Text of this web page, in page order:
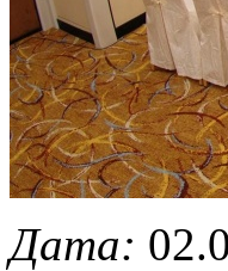
Дата: